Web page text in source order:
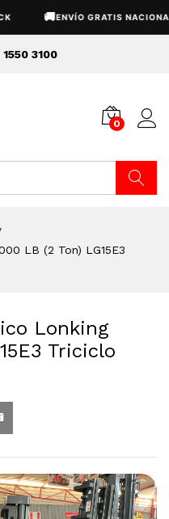
ENVÍO GRATIS NACIONAL
1550 3100
0
LB (2 Ton) LG15E3
Lonking
Triciclo